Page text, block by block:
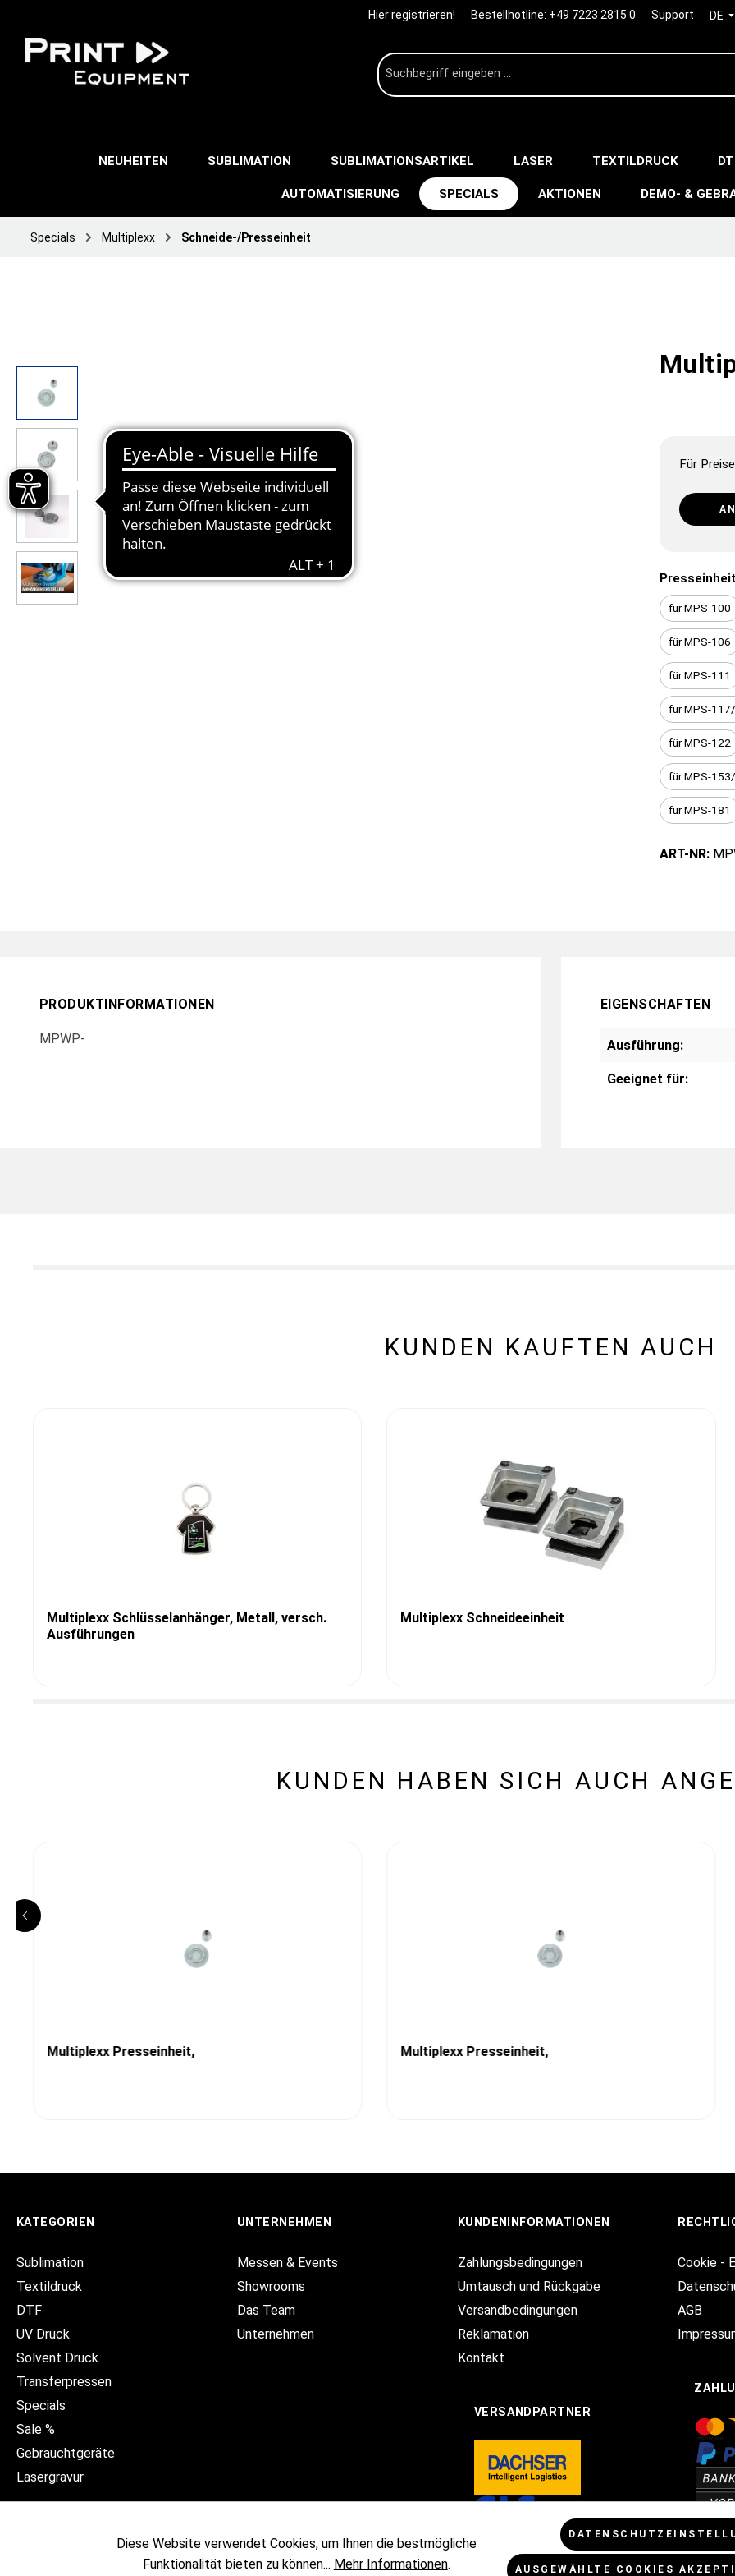
Hier registrieren! Bestellhotline: +49 7223 2815 0 Support DE
NEUHEITEN SUBLIMATION SUBLIMATIONSARTIKEL LASER TEXTILDRUCK
AUTOMATISIERUNG SPECIALS AKTIONEN DEMO- &
Specials Multiplexx Schneide-/Presseinheit
Für
für MPS-100
für MPS-106
für MPS-111
für MPS-
für MPS-122
für MPS-
für MPS-181
ART-NR:
PRODUKTINFORMATIONEN
MPWP-
EIGENSCHAFTEN
Ausführung:
Geeignet für:
KUNDEN KAUFTEN AUCH
Multiplexx Schlüsselanhänger, Metall, versch.
Ausführungen
Multiplexx Schneideeinheit
KUNDEN HABEN SICH AUCH
Multiplexx Presseinheit, Multiplexx Presseinheit,
KATEGORIEN
Sublimation
Textildruck
DTF
UV Druck
Solvent Druck
Transferpressen
Specials
Sale %
Gebrauchtgeräte
Lasergravur
UNTERNEHMEN
Messen & Events
Showrooms
Das Team
Unternehmen
KUNDENINFORMATIONEN
Zahlungsbedingungen
Umtausch und Rückgabe
Versandbedingungen
Reklamation
Kontakt
VERSANDPARTNER
Cookie -
AGB
Diese Website verwendet Cookies, um Ihnen die bestmögliche
Funktionalität bieten zu können... Mehr Informationen. AUSGEWÄHLTE COOKIES